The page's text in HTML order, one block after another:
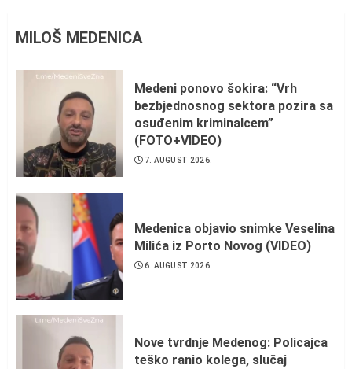
MILOŠ MEDENICA
Medeni ponovo šokira: “Vrh
bezbjednosnog sektora pozira sa
osuđenim kriminalcem”
(FOTO+VIDEO)
7. AUGUST 2026.
Medenica objavio snimke Veselina
Milića iz Porto Novog (VIDEO)
6. AUGUST 2026.
Nove tvrdnje Medenog: Policajca
teško ranio kolega, slučaj